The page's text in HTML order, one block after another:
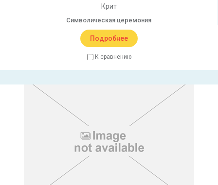
Крит
Символическая церемония
Подробнее
К сравнению